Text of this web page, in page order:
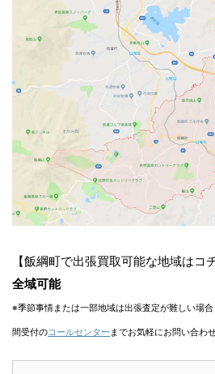
【飯綱町で出張買取可能な地域はコチ
全域可能
※季節事情または一部地域は出張査定が難しい場
間受付のコールセンター までお気軽にお問い合わ